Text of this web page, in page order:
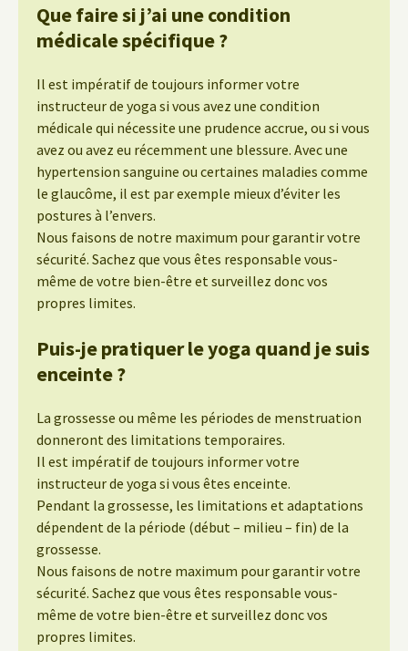
Que faire si j’ai une condition
médicale spécifique ?
Il est impératif de toujours informer votre
instructeur de yoga si vous avez une condition
médicale qui nécessite une prudence accrue, ou si vous
avez ou avez eu récemment une blessure. Avec une
hypertension sanguine ou certaines maladies comme
le glaucôme, il est par exemple mieux d’éviter les
postures à l’envers.
Nous faisons de notre maximum pour garantir votre
sécurité. Sachez que vous êtes responsable vous-
même de votre bien-être et surveillez donc vos
propres limites.
Puis-je pratiquer le yoga quand je suis
enceinte ?
La grossesse ou même les périodes de menstruation
donneront des limitations temporaires.
Il est impératif de toujours informer votre
instructeur de yoga si vous êtes enceinte.
Pendant la grossesse, les limitations et adaptations
dépendent de la période (début – milieu – fin) de la
grossesse.
Nous faisons de notre maximum pour garantir votre
sécurité. Sachez que vous êtes responsable vous-
même de votre bien-être et surveillez donc vos
propres limites.